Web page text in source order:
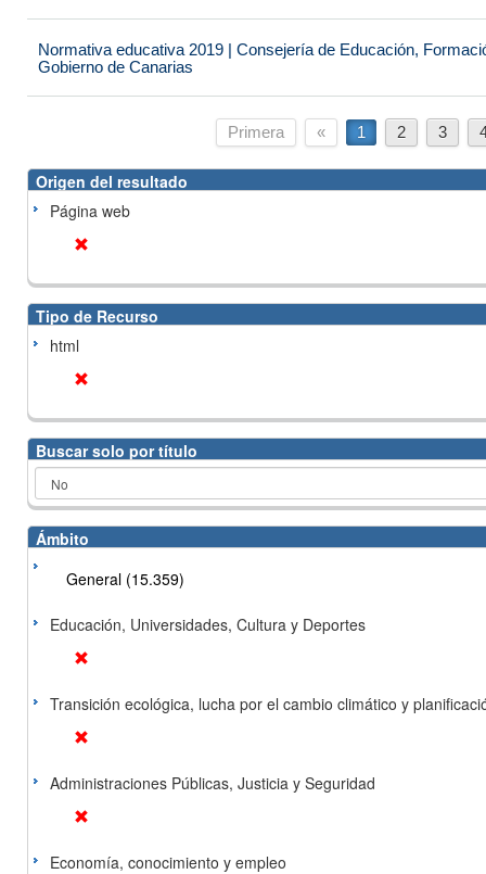
Normativa educativa 2019 | Consejería de Educación,
Gobierno de Canarias
Primera « 1 2 3
Origen del resultado
Página web
Tipo de Recurso
html
Buscar solo por título
Ámbito
General (15.359)
Educación, Universidades, Cultura y Deportes
Transición ecológica, lucha por el cambio climático y
Administraciones Públicas, Justicia y Seguridad
Economía, conocimiento y empleo